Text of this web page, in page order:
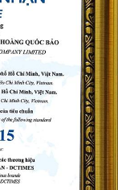
chiếu sáng diện tích
Thực tế, loại đèn
dự án:
thôn, xã, huyện
ở những nơi khó
cộng đồng: Độ
an toàn và tiện lợi